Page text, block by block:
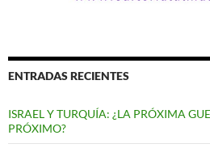
ENTRADAS RECIENTES
ISRAEL Y TURQUÍA: ¿LA PRÓXIMA
PRÓXIMO?